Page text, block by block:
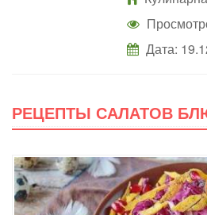
Дата:
РЕЦЕПТЫ САЛАТОВ